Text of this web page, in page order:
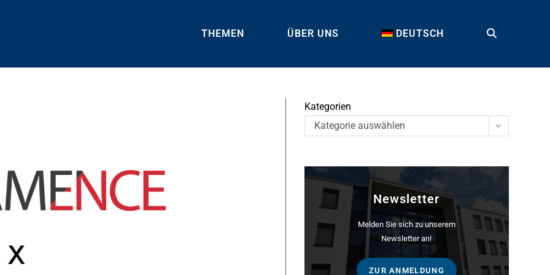
THEMEN ÜBER UNS DEUTSCH TOGGLE
SEARCH
Kategorien
Kategorie auswählen
Newsletter
Melden Sie sich zu unserem
Newsletter an!
ZUR ANMELDUNG